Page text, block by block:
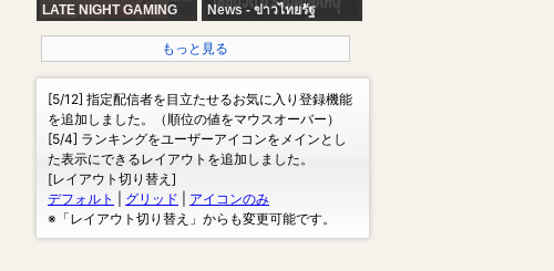
LATE NIGHT GAMING
News - ข่าวไทยรัฐ
รร.เทพศิรินทร์ นนทบุรี เสีย
ชีวิต 8 คน บาดเจ็บ 22 คน
もっと見る
[5/12] 指定配信者を目立たせるお気に入り登録機能
を追加しました。（順位の値をマウスオーバー）
[5/4] ランキングをユーザーアイコンをメインとし
た表示にできるレイアウトを追加しました。
[レイアウト切り替え]
デフォルト
グリッド
アイコンのみ
※「レイアウト切り替え」からも変更可能です。